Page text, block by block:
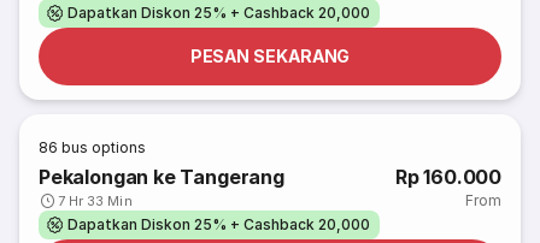
Dapatkan Diskon 25% + Cashback 20,000
PESAN SEKARANG
86 bus options
Pekalongan ke Tangerang
7 Hr 33 Min
Rp 160.000
From
Dapatkan Diskon 25% + Cashback 20,000